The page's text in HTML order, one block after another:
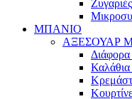
ΜΠΑΝΙΟ
ΑΞΕΣΟΥΑΡ